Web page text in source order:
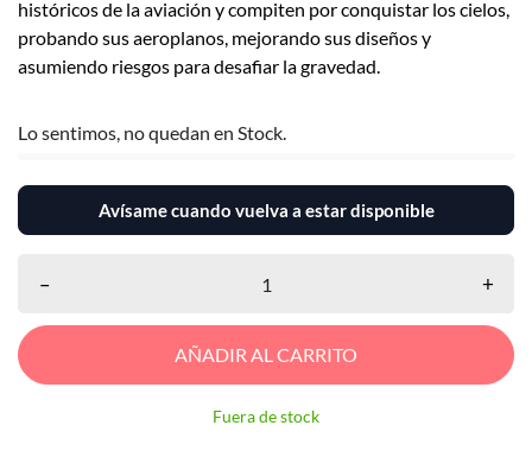
históricos de la aviación y compiten por conquistar los cielos,
probando sus aeroplanos, mejorando sus diseños y
asumiendo riesgos para desafiar la gravedad.
Lo sentimos, no quedan en Stock.
Avísame cuando vuelva a estar disponible
– +
AÑADIR AL CARRITO
Fuera de stock